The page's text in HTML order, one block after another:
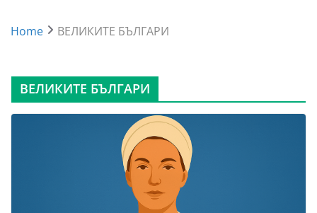
Home ВЕЛИКИТЕ БЪЛГАРИ
ВЕЛИКИТЕ БЪЛГАРИ